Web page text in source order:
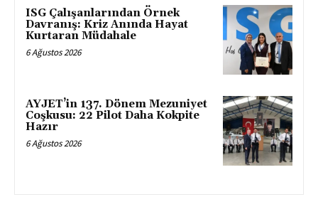
ISG Çalışanlarından Örnek
Davranış: Kriz Anında Hayat
Kurtaran Müdahale
6 Ağustos 2026
AYJET’in 137. Dönem Mezuniyet
Coşkusu: 22 Pilot Daha Kokpite
Hazır
6 Ağustos 2026